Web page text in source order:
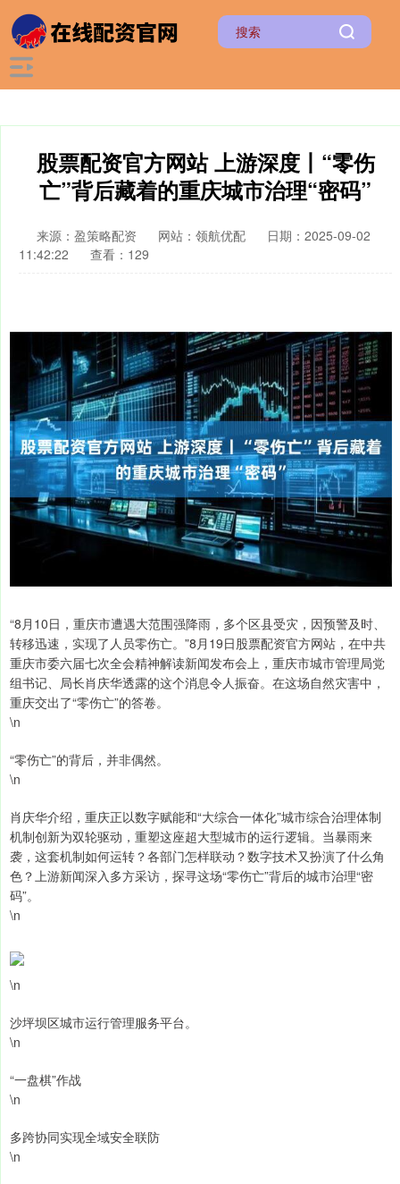
股票配资官方网站 上游深度丨“零伤
亡”背后藏着的重庆城市治理“密码”
来源：盈策略配资 网站：领航优配
日期：2025-09-02
11:42:22
查看：129
“8月10日，重庆市遭遇大范围强降雨，多个区县受灾，因预警及时、
转移迅速，实现了人员零伤亡。”8月19日股票配资官方网站，在中共
重庆市委六届七次全会精神解读新闻发布会上，重庆市城市管理局党
组书记、局长肖庆华透露的这个消息令人振奋。在这场自然灾害中，
重庆交出了“零伤亡”的答卷。
\n
“零伤亡”的背后，并非偶然。
\n
肖庆华介绍，重庆正以数字赋能和“大综合一体化”城市综合治理体制
机制创新为双轮驱动，重塑这座超大型城市的运行逻辑。当暴雨来
袭，这套机制如何运转？各部门怎样联动？数字技术又扮演了什么角
色？上游新闻深入多方采访，探寻这场“零伤亡”背后的城市治理“密
码”。
\n
\n
沙坪坝区城市运行管理服务平台。
\n
“一盘棋”作战
\n
多跨协同实现全域安全联防
\n